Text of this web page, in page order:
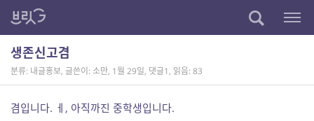
생존신고겸
분류: 내글홍보, 글쓴이: 소만, 1월 29일, 댓글1 , 읽음: 83
겸입니다. ㅔ, 아직까진 중학생입니다.